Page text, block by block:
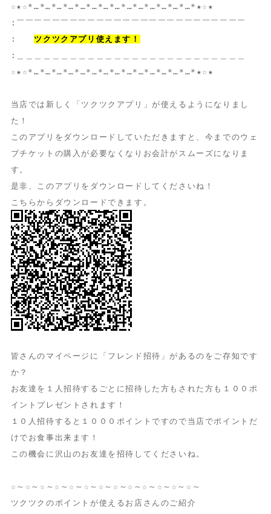
☆★☆*…*…*…*…*…*…*…*…*…*…*…*…*…*…*★☆★
:￣￣￣￣￣￣￣￣￣￣￣￣￣￣￣￣￣￣￣￣￣￣￣￣￣￣
: ツクツクアプリ使えます！
:＿＿＿＿＿＿＿＿＿＿＿＿＿＿＿＿＿＿＿＿＿＿＿＿＿＿
☆★☆*…*…*…*…*…*…*…*…*…*…*…*…*…*…*★☆★
当店では新しく「ツクツクアプリ」が使えるようになりまし
た！
このアプリをダウンロードしていただきますと、今までのウェ
ブチケットの購入が必要なくなりお会計がスムーズになりま
す。
是非、このアプリをダウンロードしてくださいね！
こちらからダウンロードできます。
皆さんのマイページに「フレンド招待」があるのをご存知です
か？
お友達を１人招待するごとに招待した方もされた方も１００ポ
イントプレゼントされます！
１０人招待すると１０００ポイントですので当店でポイントだ
けでお食事出来ます！
この機会に沢山のお友達を招待してくださいね。
☆～☆～☆～☆～☆～☆～☆～☆～☆～☆～☆～☆～☆～
ツクツクのポイントが使えるお店さんのご紹介